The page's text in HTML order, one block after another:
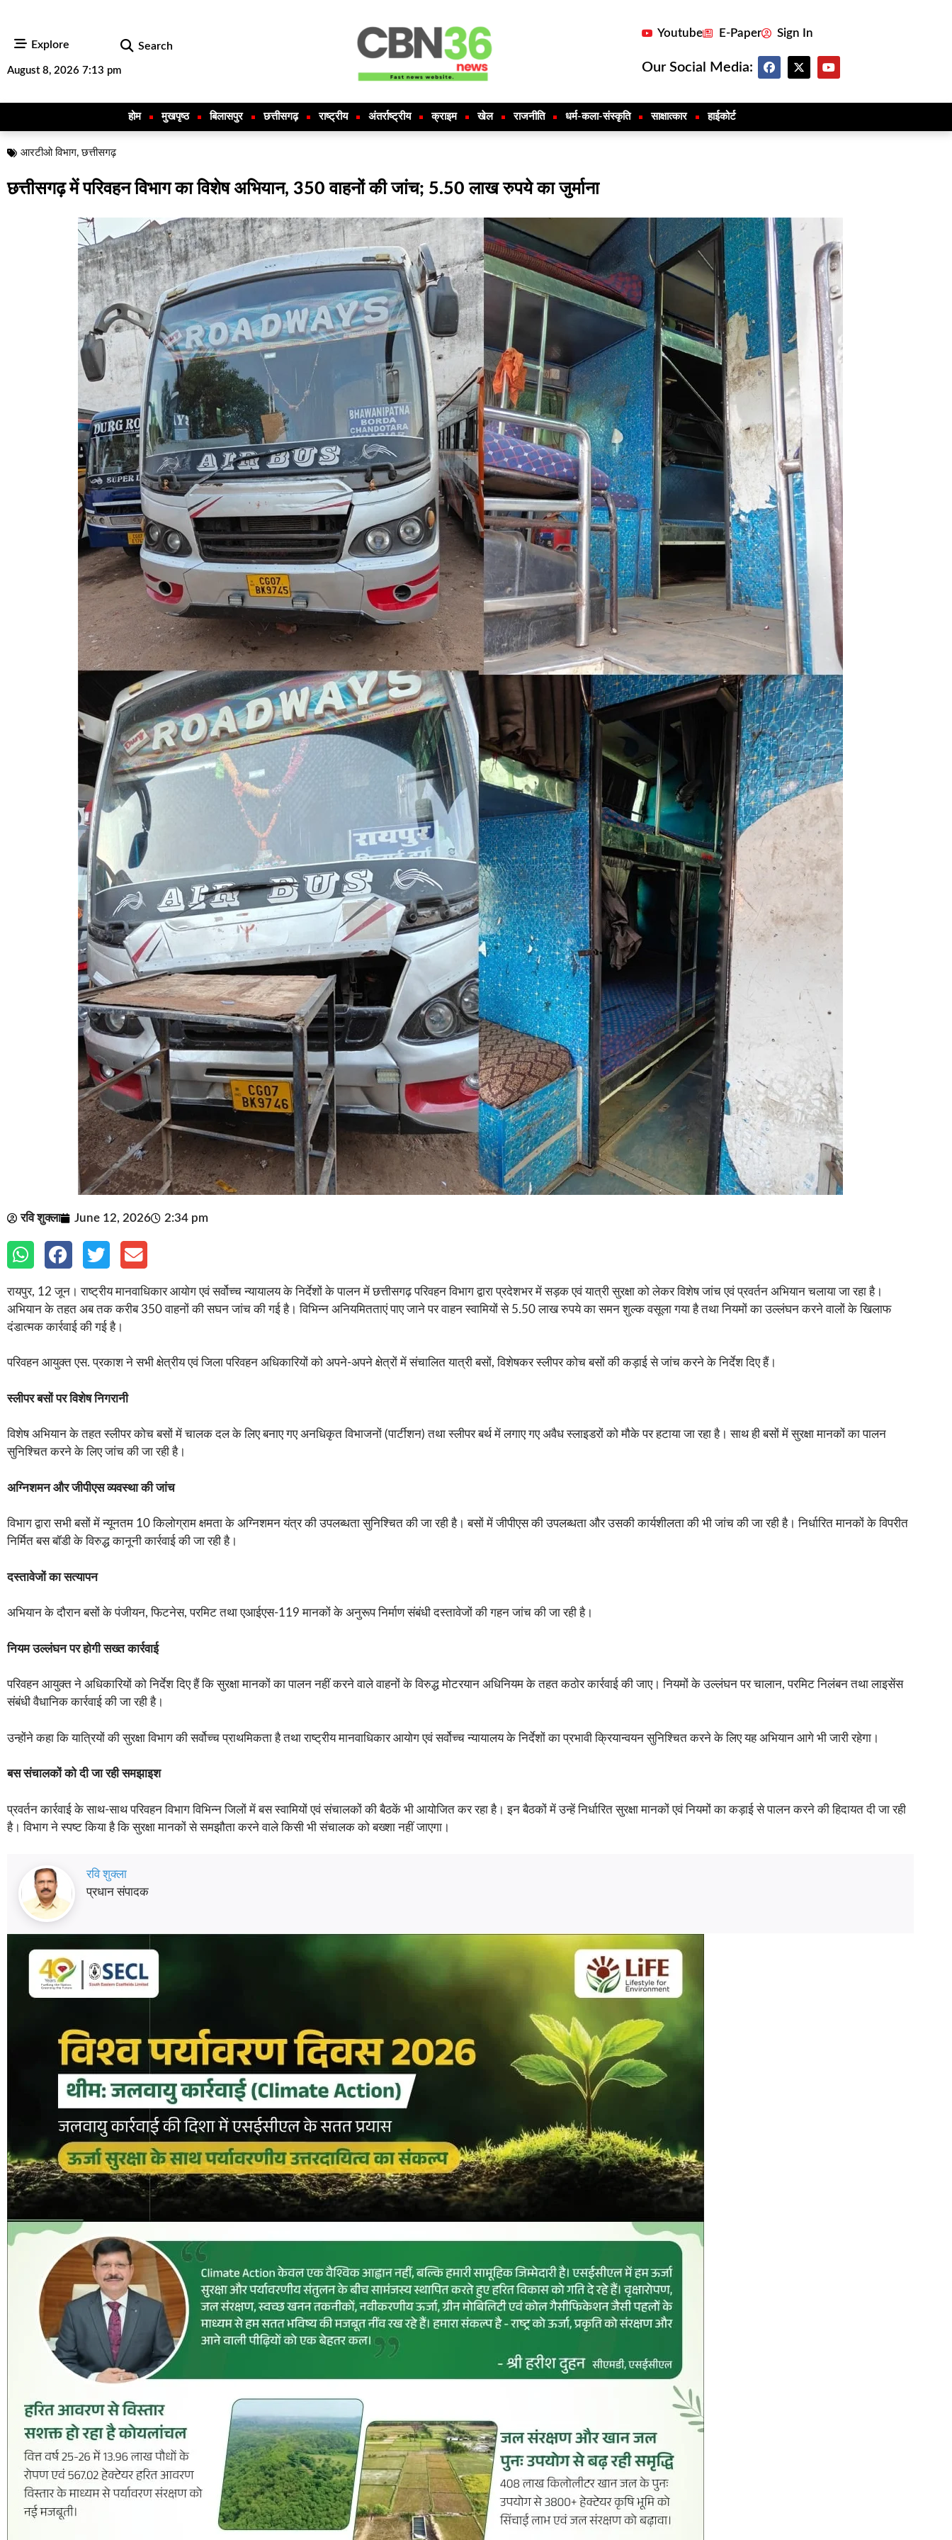
Explore Search
August 8, 2026 7:13 pm
Youtube E-Paper Sign In
Our Social Media:
होम मुखपृष्ठ बिलासपुर छत्तीसगढ़ राष्ट्रीय अंतर्राष्ट्रीय क्राइम खेल राजनीति धर्म-कला-संस्कृति साक्षात्कार हाईकोर्ट
आरटीओ विभाग,छत्तीसगढ़
छत्तीसगढ़ में परिवहन विभाग का विशेष अभियान, 350 वाहनों की जांच; 5.50 लाख रुपये का जुर्माना
रवि शुक्ला June 12, 2026 2:34 pm
रायपुर, 12 जून। राष्ट्रीय मानवाधिकार आयोग एवं सर्वोच्च न्यायालय के निर्देशों के पालन में छत्तीसगढ़ परिवहन विभाग द्वारा प्रदेशभर में सड़क एवं यात्री सुरक्षा को लेकर विशेष जांच एवं प्रवर्तन अभियान चलाया जा रहा है।
अभियान के तहत अब तक करीब 350 वाहनों की सघन जांच की गई है। विभिन्न अनियमितताएं पाए जाने पर वाहन स्वामियों से 5.50 लाख रुपये का समन शुल्क वसूला गया है तथा नियमों का उल्लंघन करने वालों के खिलाफ
दंडात्मक कार्रवाई की गई है।
परिवहन आयुक्त एस. प्रकाश ने सभी क्षेत्रीय एवं जिला परिवहन अधिकारियों को अपने-अपने क्षेत्रों में संचालित यात्री बसों, विशेषकर स्लीपर कोच बसों की कड़ाई से जांच करने के निर्देश दिए हैं।
स्लीपर बसों पर विशेष निगरानी
विशेष अभियान के तहत स्लीपर कोच बसों में चालक दल के लिए बनाए गए अनधिकृत विभाजनों (पार्टीशन) तथा स्लीपर बर्थ में लगाए गए अवैध स्लाइडरों को मौके पर हटाया जा रहा है। साथ ही बसों में सुरक्षा मानकों का पालन
सुनिश्चित करने के लिए जांच की जा रही है।
अग्निशमन और जीपीएस व्यवस्था की जांच
विभाग द्वारा सभी बसों में न्यूनतम 10 किलोग्राम क्षमता के अग्निशमन यंत्र की उपलब्धता सुनिश्चित की जा रही है। बसों में जीपीएस की उपलब्धता और उसकी कार्यशीलता की भी जांच की जा रही है। निर्धारित मानकों के विपरीत
निर्मित बस बॉडी के विरुद्ध कानूनी कार्रवाई की जा रही है।
दस्तावेजों का सत्यापन
अभियान के दौरान बसों के पंजीयन, फिटनेस, परमिट तथा एआईएस-119 मानकों के अनुरूप निर्माण संबंधी दस्तावेजों की गहन जांच की जा रही है।
नियम उल्लंघन पर होगी सख्त कार्रवाई
परिवहन आयुक्त ने अधिकारियों को निर्देश दिए हैं कि सुरक्षा मानकों का पालन नहीं करने वाले वाहनों के विरुद्ध मोटरयान अधिनियम के तहत कठोर कार्रवाई की जाए। नियमों के उल्लंघन पर चालान, परमिट निलंबन तथा लाइसेंस
संबंधी वैधानिक कार्रवाई की जा रही है।
उन्होंने कहा कि यात्रियों की सुरक्षा विभाग की सर्वोच्च प्राथमिकता है तथा राष्ट्रीय मानवाधिकार आयोग एवं सर्वोच्च न्यायालय के निर्देशों का प्रभावी क्रियान्वयन सुनिश्चित करने के लिए यह अभियान आगे भी जारी रहेगा।
बस संचालकों को दी जा रही समझाइश
प्रवर्तन कार्रवाई के साथ-साथ परिवहन विभाग विभिन्न जिलों में बस स्वामियों एवं संचालकों की बैठकें भी आयोजित कर रहा है। इन बैठकों में उन्हें निर्धारित सुरक्षा मानकों एवं नियमों का कड़ाई से पालन करने की हिदायत दी जा रही
है। विभाग ने स्पष्ट किया है कि सुरक्षा मानकों से समझौता करने वाले किसी भी संचालक को बख्शा नहीं जाएगा।
रवि शुक्ला
प्रधान संपादक